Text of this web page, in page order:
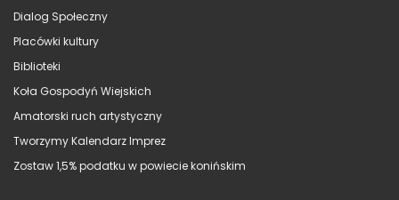
Dialog Społeczny
Placówki kultury
Biblioteki
Koła Gospodyń Wiejskich
Amatorski ruch artystyczny
Tworzymy Kalendarz Imprez
Zostaw 1,5% podatku w powiecie konińskim